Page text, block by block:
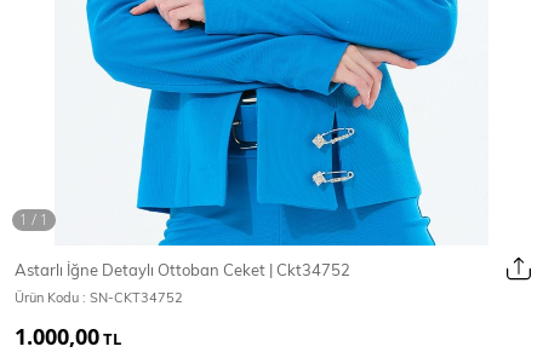
Mont & Kaban Yağmurluk
T-Shirt
Astarlı İğne Detaylı Ottoban Ceket | Ckt34752
Ürün Kodu : SN-CKT34752
1.000,00TL